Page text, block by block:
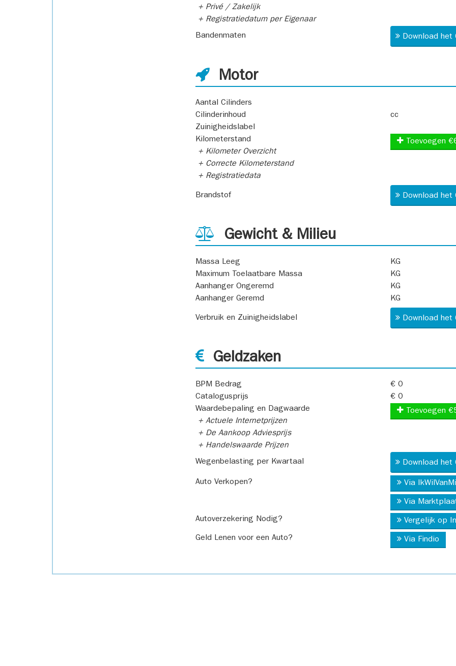
+ Privé / Zakelijk
+ Registratiedatum per Eigenaar
Bandenmaten Download
Motor
Aantal Cilinders
Cilinderinhoud
cc
Zuinigheidslabel
Kilometerstand
+ Kilometer Overzicht
+ Correcte Kilometerstand
+ Registratiedata
Toevoegen
Brandstof Download
Gewicht & Milieu
Massa Leeg
KG
Maximum Toelaatbare Massa
KG
Aanhanger Ongeremd
KG
Aanhanger Geremd
KG
Verbruik en Zuinigheidslabel Download
Geldzaken
BPM Bedrag
€ 0
Catalogusprijs
€ 0
Waardebepaling en Dagwaarde
+ Actuele Internetprijzen
+ De Aankoop Adviesprijs
+ Handelswaarde Prijzen
Toevoegen
Wegenbelasting per Kwartaal Download
Auto Verkopen? Via
Via
Autoverzekering Nodig? Vergelijk op
Geld Lenen voor een Auto? Via Findio